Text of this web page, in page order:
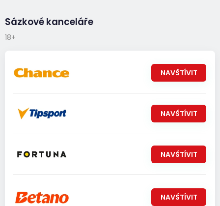
Sázkové kanceláře
18+
NAVŠTÍVIT
NAVŠTÍVIT
NAVŠTÍVIT
NAVŠTÍVIT